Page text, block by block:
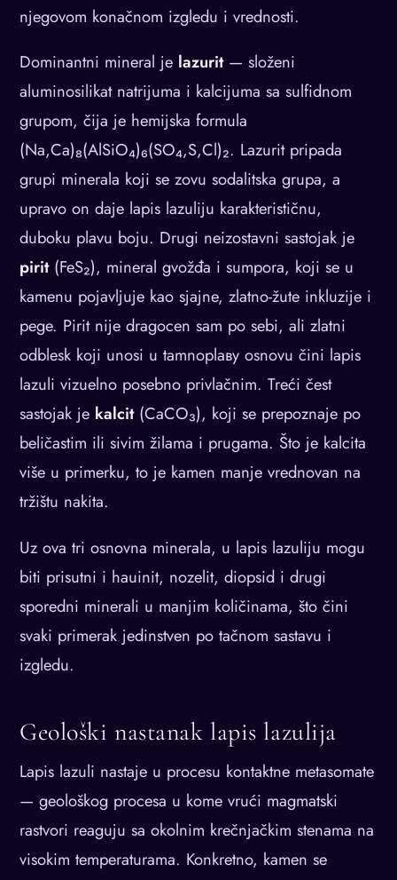
njegovom konačnom izgledu i vrednosti.
Dominantni mineral je lazurit— složeni
aluminosilikat natrijuma i kalcijuma sa sulfidnom
grupom, čija je hemijska formula
(Na,Ca)₈(AlSiO₄)₆(SO₄,S,Cl)₂. Lazurit pripada
grupi minerala koji se zovu sodalitska grupa, a
upravo on daje lapis lazuliju karakterističnu,
duboku plavu boju. Drugi neizostavni sastojak je
pirit(FeS₂), mineral gvožđa i sumpora, koji se u
kamenu pojavljuje kao sjajne, zlatno-žute inkluzije i
pege. Pirit nije dragocen sam po sebi, ali zlatni
odblesk koji unosi u tamnoplaву osnovu čini lapis
lazuli vizuelno posebno privlačnim. Treći čest
sastojak je kalcit(CaCO₃), koji se prepoznaje po
beličastim ili sivim žilama i prugama. Što je kalcita
više u primerku, to je kamen manje vrednovan na
tržištu nakita.
Uz ova tri osnovna minerala, u lapis lazuliju mogu
biti prisutni i hauinit, nozelit, diopsid i drugi
sporedni minerali u manjim količinama, što čini
svaki primerak jedinstven po tačnom sastavu i
izgledu.
Geološki nastanak lapis lazulija
Lapis lazuli nastaje u procesu kontaktne metasomate
— geološkog procesa u kome vrući magmatski
rastvori reaguju sa okolnim krečnjačkim stenama na
visokim temperaturama. Konkretno, kamen se